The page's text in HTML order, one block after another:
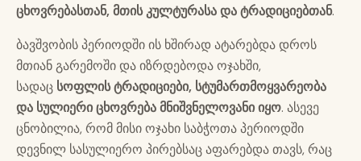
ცხოვრებასთან, მთის კულტურასა და ტრადიციებთან.
ბავშვობის პერიოდში ის ხშირად ატარებდა დროს
მთიან გარემოში და იზრდებოდა ოჯახში,
სადაც სოფლის ტრადიციები, სტუმართმოყვარეობა
და სულიერი ცხოვრება მნიშვნელოვანი იყო. ასევე
ცნობილია, რომ მისი ოჯახი საბჭოთა პერიოდში
დევნილ სასულიერო პირებსაც აფარებდა თავს, რაც